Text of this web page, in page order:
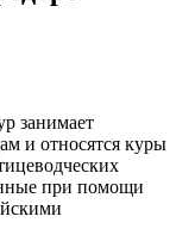
занимает
и относятся куры
при помощи